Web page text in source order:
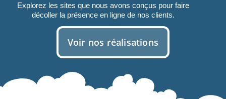
Explorez les sites que nous avons conçus pour faire
décoller la présence en ligne de nos clients.
Voir nos réalisations